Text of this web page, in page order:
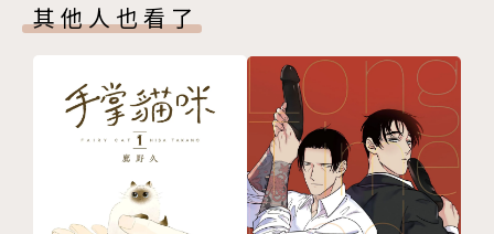
其他人也看了